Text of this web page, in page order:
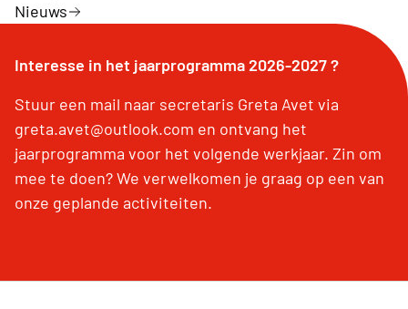
Nieuws
Interesse in het jaarprogramma 2026-2027 ?
Stuur een mail naar secretaris Greta Avet via
greta.avet@outlook.com en ontvang het
jaarprogramma voor het volgende werkjaar. Zin om
mee te doen? We verwelkomen je graag op een van
onze geplande activiteiten.